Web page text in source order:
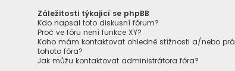
Záležitosti týkající se phpBB
Kdo napsal toto diskusní fórum?
Proč ve fóru není funkce XY?
Koho mám kontaktovat ohledně stížnosti a/nebo
tohoto fóra?
Jak můžu kontaktovat administrátora fóra?